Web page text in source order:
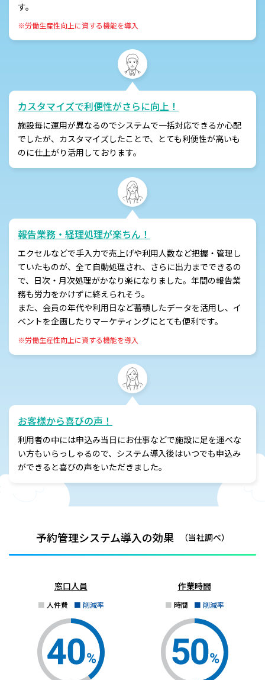
す。
※労働生産性向上に資する機能を導入
カスタマイズで利便性がさらに向上！
施設毎に運用が異なるのでシステムで一括対応できるか心配
でしたが、カスタマイズしたことで、とても利便性が高いも
のに仕上がり活用しております。
報告業務・経理処理が楽ちん！
エクセルなどで手入力で売上げや利用人数など把握・管理し
ていたものが、全て自動処理され、さらに出力までできるの
で、日次・月次処理がかなり楽になりました。年間の報告業
務も労力をかけずに終えられそう。
また、会員の年代や利用日など蓄積したデータを活用し、イ
ベントを企画したりマーケティングにとても便利です。
※労働生産性向上に資する機能を導入
お客様から喜びの声！
利用者の中には申込み当日にお仕事などで施設に足を運べな
い方もいらっしゃるので、システム導入後はいつでも申込み
ができると喜びの声をいただきました。
予約管理システム導入の効果 （当社調べ）
窓口人員
人件費 削減率
作業時間
時間 削減率